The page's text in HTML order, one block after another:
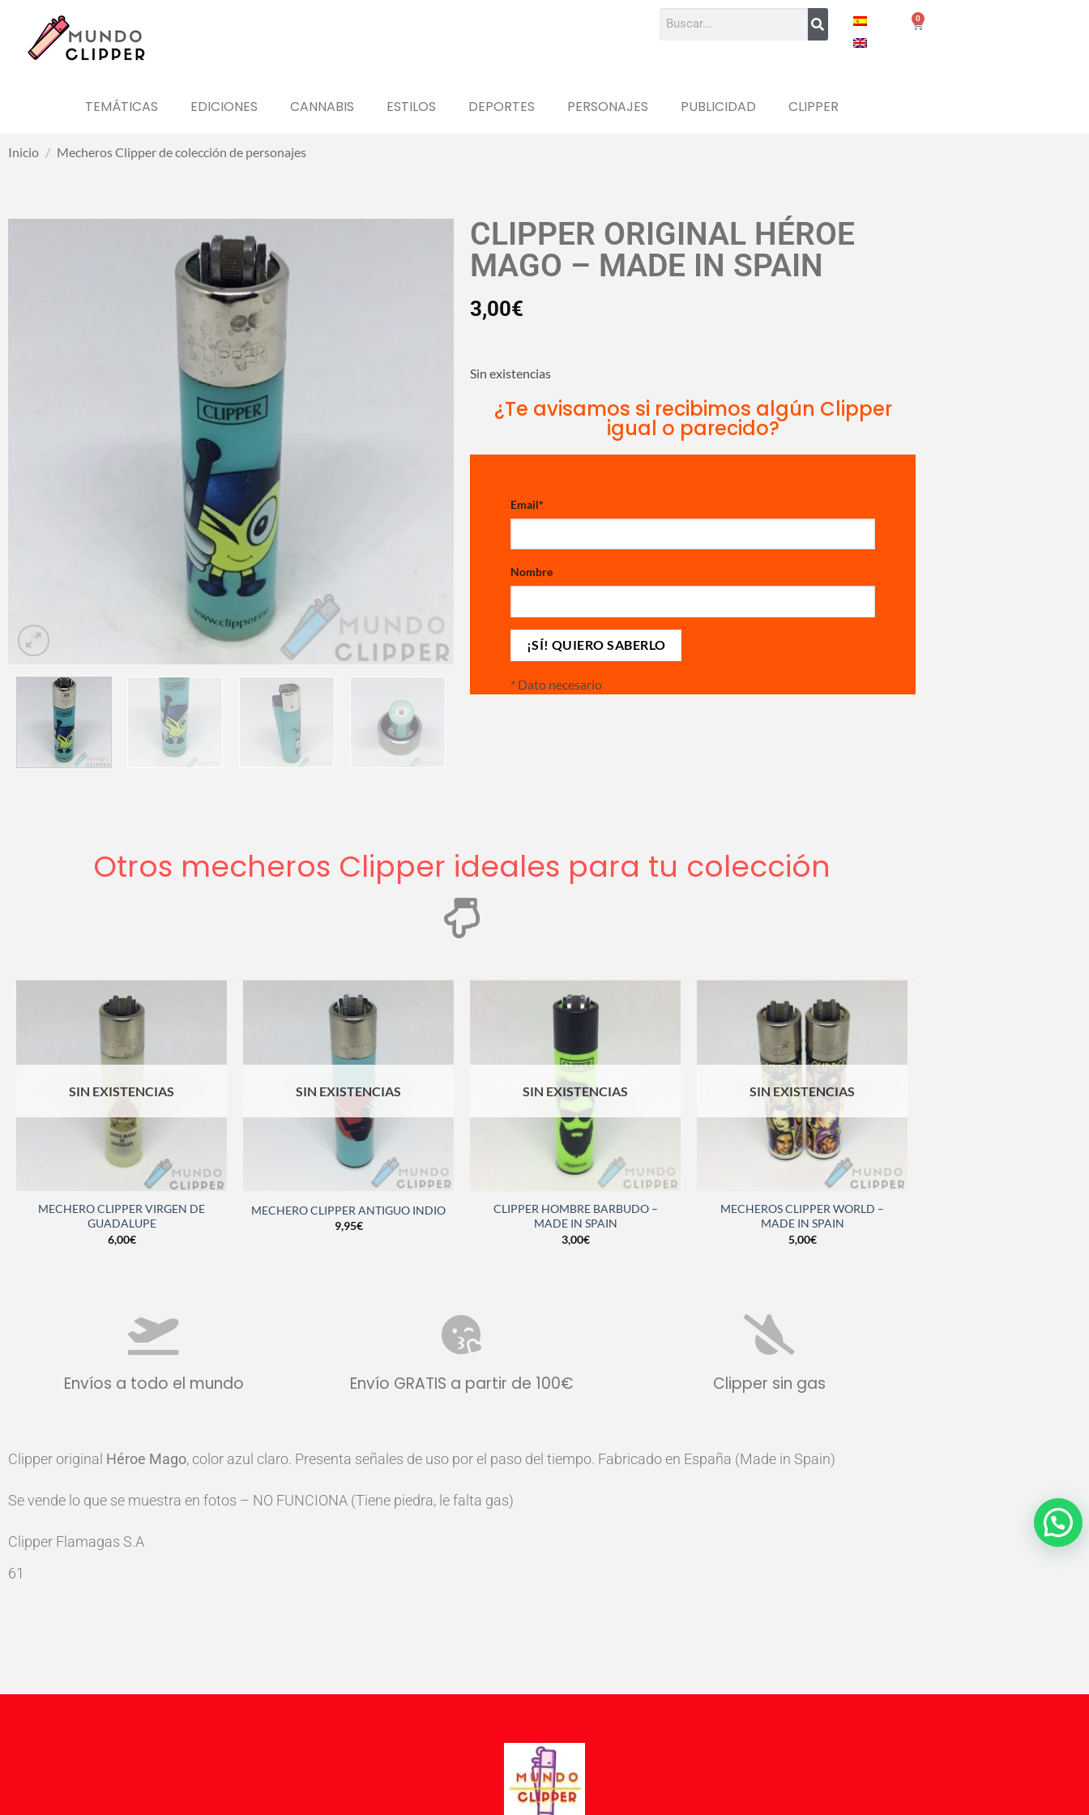
0
TEMÁTICAS EDICIONES CANNABIS ESTILOS DEPORTES PERSONAJES PUBLICIDAD CLIPPER
Inicio / Mecheros Clipper de colección de personajes
CLIPPER ORIGINAL HÉROE
MAGO – MADE IN SPAIN
3,00€
Sin existencias
¿Te avisamos si recibimos algún Clipper
igual o parecido?
Email*
Nombre
* Dato necesario
Otros mecheros Clipper ideales para tu colección
SIN EXISTENCIAS
MECHERO CLIPPER VIRGEN DE
GUADALUPE
6,00€
SIN EXISTENCIAS
MECHERO CLIPPER ANTIGUO INDIO
9,95€
SIN EXISTENCIAS
CLIPPER HOMBRE BARBUDO –
MADE IN SPAIN
3,00€
SIN EXISTENCIAS
MECHEROS CLIPPER WORLD –
MADE IN SPAIN
5,00€
Envíos a todo el mundo Envío GRATIS a partir de 100€ Clipper sin gas
Clipper original Héroe Mago, color azul claro. Presenta señales de uso por el paso del tiempo. Fabricado en España (Made in Spain)
Se vende lo que se muestra en fotos – NO FUNCIONA (Tiene piedra, le falta gas)
Clipper Flamagas S.A
61